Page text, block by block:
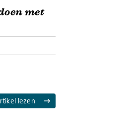
met
lezen